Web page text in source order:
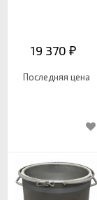
19 370 ₽
Последняя цена